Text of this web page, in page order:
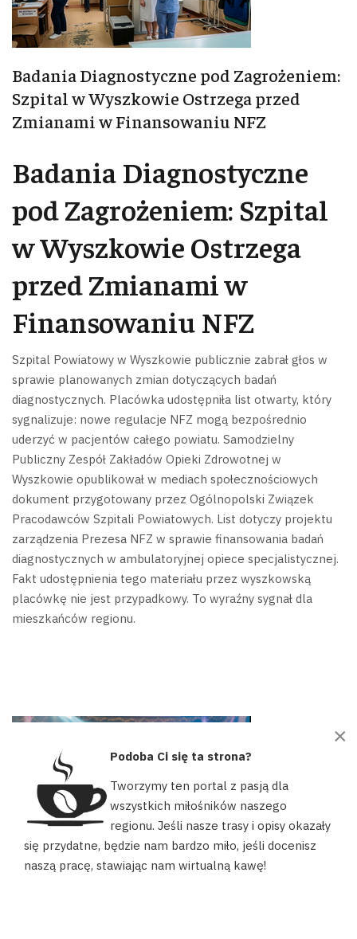
Badania Diagnostyczne pod Zagrożeniem:
Szpital w Wyszkowie Ostrzega przed
Zmianami w Finansowaniu NFZ
Badania Diagnostyczne
pod Zagrożeniem: Szpital
w Wyszkowie Ostrzega
przed Zmianami w
Finansowaniu NFZ
Szpital Powiatowy w Wyszkowie publicznie zabrał głos w
sprawie planowanych zmian dotyczących badań
diagnostycznych. Placówka udostępniła list otwarty, który
sygnalizuje: nowe regulacje NFZ mogą bezpośrednio
uderzyć w pacjentów całego powiatu. Samodzielny
Publiczny Zespół Zakładów Opieki Zdrowotnej w
Wyszkowie opublikował w mediach społecznościowych
dokument przygotowany przez Ogólnopolski Związek
Pracodawców Szpitali Powiatowych. List dotyczy projektu
zarządzenia Prezesa NFZ w sprawie finansowania badań
diagnostycznych w ambulatoryjnej opiece specjalistycznej.
Fakt udostępnienia tego materiału przez wyszkowską
placówkę nie jest przypadkowy. To wyraźny sygnał dla
mieszkańców regionu.
Bal Organizacji Pozarządowych Wyszków
Nasz portal używa plików cookies, aby ułatwić Ci korzystanie z
naszych zasobów, dopasować treści do Twoich potrzeb oraz w
celach statystycznych. Możesz określić warunki przechowywania
×
Podoba Ci się ta strona?
Tworzymy ten portal z pasją dla
wszystkich miłośników naszego
regionu. Jeśli nasze trasy i opisy okazały
się przydatne, będzie nam bardzo miło, jeśli docenisz
naszą pracę, stawiając nam wirtualną kawę!